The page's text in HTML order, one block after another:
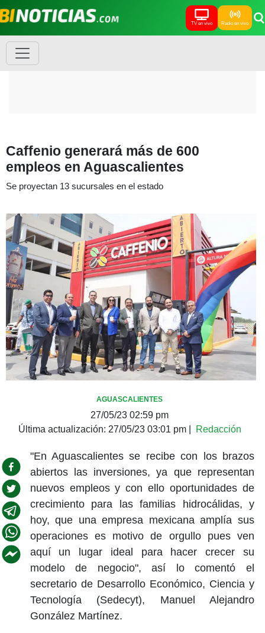
TV en vivo Radio en vivo
Caffenio generará más de 600
empleos en Aguascalientes
Se proyectan 13 sucursales en el estado
AGUASCALIENTES
27/05/23 02:59 pm
Última actualización: 27/05/23 03:01 pm| Redacción
"En Aguascalientes se recibe con los brazos
abiertos las inversiones, ya que representan
nuevos empleos y con ello oportunidades de
crecimiento para las familias hidrocálidas, y
hoy, que una empresa mexicana amplía sus
operaciones es motivo de orgullo pues ven
aquí un lugar ideal para hacer crecer su
modelo de negocio", así lo comentó el
secretario de Desarrollo Económico, Ciencia y
Tecnología (Sedecyt), Manuel Alejandro
González Martínez.